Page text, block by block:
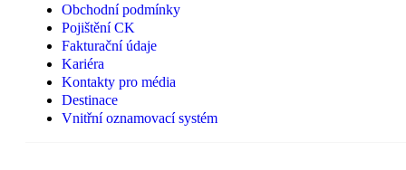
Obchodní podmínky
Pojištění CK
Fakturační údaje
Kariéra
Kontakty pro média
Destinace
Vnitřní oznamovací systém